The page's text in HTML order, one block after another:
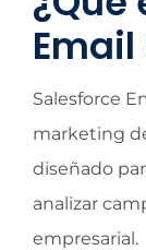
Salesforce
marketing
diseñado
analizar
empresarial.